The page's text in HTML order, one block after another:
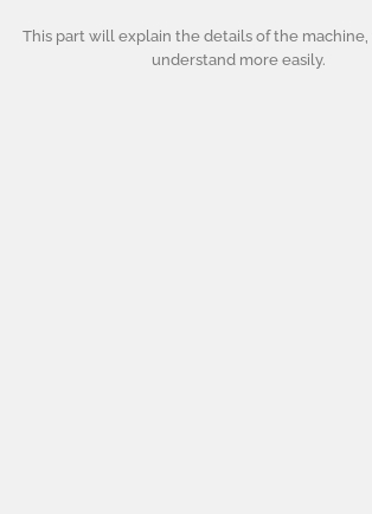
This part will explain the details of the
understand more easily.